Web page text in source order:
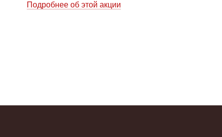
Подробнее об этой акции